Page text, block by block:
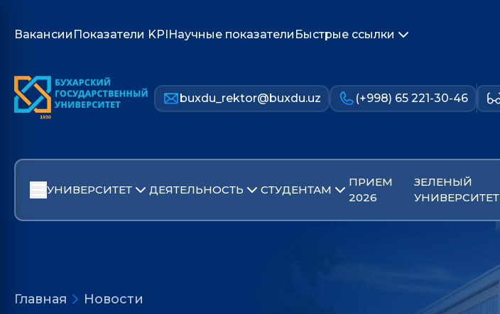
Вакансии Показатели KPIНаучные показатели Быстрые ссылки
buxdu_rektor@buxdu.uz (+998) 65 221-30-46
УНИВЕРСИТЕТ ДЕЯТЕЛЬНОСТЬ СТУДЕНТАМ
ПРИЕМ
2026
ЗЕЛЕНЫЙ
УНИВЕРСИТЕТ
Главная Новости